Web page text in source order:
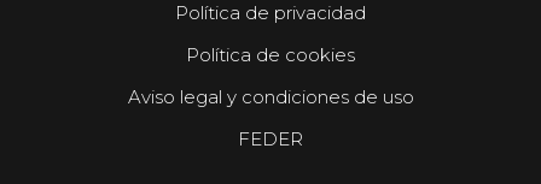
Política de privacidad
Política de cookies
Aviso legal y condiciones de uso
FEDER